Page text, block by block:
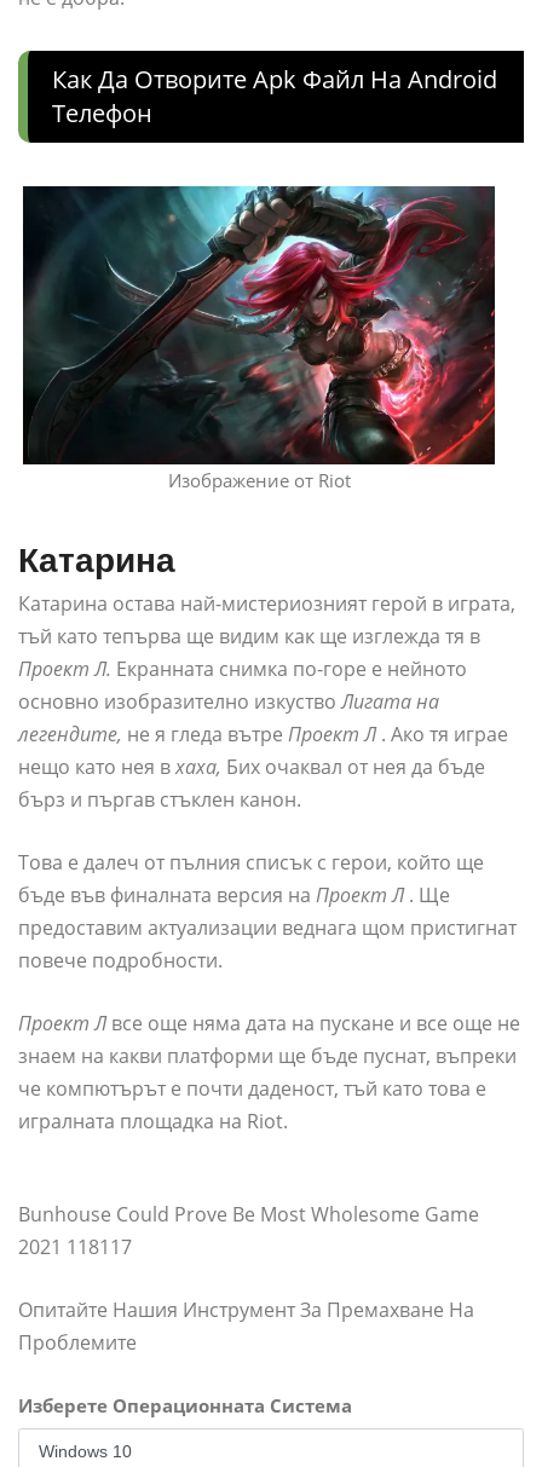
Как Да Отворите Apk Файл На Android
Телефон
Изображение от Riot
Катарина
Катарина остава най-мистериозният герой в играта,
тъй като тепърва ще видим как ще изглежда тя в
Проект Л. Екранната снимка по-горе е нейното
основно изобразително изкуствоЛигата на
легендите, не я гледа вътре Проект Л. Ако тя играе
нещо като нея вхаха, Бих очаквал от нея да бъде
бърз и пъргав стъклен канон.
Това е далеч от пълния списък с герои, който ще
бъде във финалната версия на Проект Л. Ще
предоставим актуализации веднага щом пристигнат
повече подробности.
Проект Лвсе още няма дата на пускане и все още не
знаем на какви платформи ще бъде пуснат, въпреки
че компютърът е почти даденост, тъй като това е
игралната площадка на Riot.
Bunhouse Could Prove Be Most Wholesome Game
2021 118117
Опитайте Нашия Инструмент За Премахване На
Проблемите
Изберете Операционната Система